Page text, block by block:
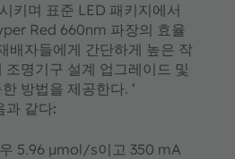
키며 표준 LED 패키지에서
Red 660nm 파장의 효율
배자들에게 간단하게 높은 작
명기구 설계 업그레이드 및
방법을 제공한다. ‘
과 같다:
5.96 µmol/s이고 350 mA